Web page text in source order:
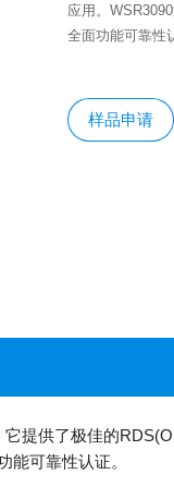
应用。
全面功能可靠性
样品申请
提供了极佳的
能可靠性认证。